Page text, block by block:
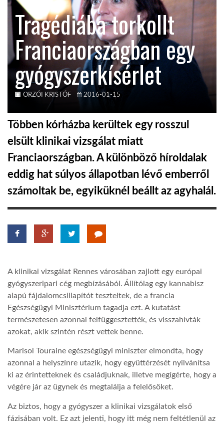
KÖZEL-KELET
AUSZTRÁLIA
A VILÁG ITTHON
HÍR3D
TROPICALMAGAZIN
AFRIKA TUDÁSTÁR
GLOBOZSARU
DOBRAVERO.HU
Tragédiába torkollt
Franciaországban egy
gyógyszerkísérlet
ORZÓI KRISTÓF 2016-01-15
Többen kórházba kerültek egy rosszul
elsült klinikai vizsgálat miatt
Franciaországban. A különböző híroldalak
eddig hat súlyos állapotban lévő emberről
számoltak be, egyiküknél beállt az agyhalál.
A klinikai vizsgálat Rennes városában zajlott egy európai
gyógyszeripari cég megbízásából. Állítólag egy kannabisz
alapú fájdalomcsillapítót teszteltek, de a francia
Egészségügyi Minisztérium tagadja ezt. A kutatást
természetesen azonnal felfüggesztették, és visszahívták
azokat, akik szintén részt vettek benne.
Marisol Touraine egészségügyi miniszter elmondta, hogy
azonnal a helyszínre utazik, hogy együttérzését nyilvánítsa
ki az érintetteknek és családjuknak, illetve megígérte, hogy a
végére jár az ügynek és megtalálja a felelősöket.
Az biztos, hogy a gyógyszer a klinikai vizsgálatok első
fázisában volt. Ez azt jelenti, hogy itt még nem feltétlenül az